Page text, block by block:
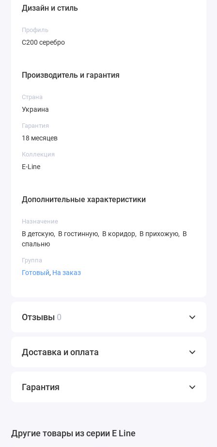
угловая левая
угловая
угловая
Набор ящиков
Микролифт
Дизайн и стиль
Профиль
С200 серебро
Производитель и гарантия
Страна
Украина
Гарантия
18 месяцев
Коллекция
E-Line
Дополнительные характеристики
Назначение
В детскую, В гостинную, В коридор, В прихожую, В
спальню
Группа
Готовый, На заказ
Отзывы 0
Доставка и оплата
Гарантия
Другие товары из серии E Line